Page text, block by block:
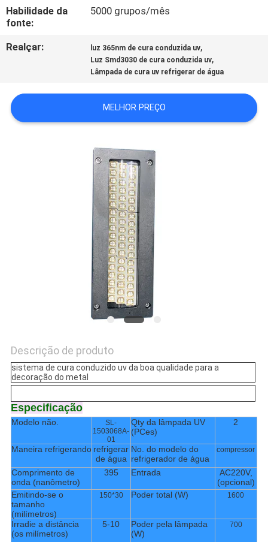
CONTACTE-
NOS
PEÇA
UMAS
Habilidade da
fonte:
5000 grupos/mês
Realçar: luz 365nm de cura conduzida uv,
Luz Smd3030 de cura conduzida uv,
Lâmpada de cura uv refrigerar de água
MELHOR PREÇO
Descrição de produto
sistema de cura conduzido uv da boa qualidade para a
decoração do metal
Especificação
Modelo não.
SL-
1503068A-
01
Qty da lâmpada UV
(PCes)
2
Maneira refrigerando refrigerar
de água
No. do modelo do
refrigerador de água
compressor
Comprimento de
onda (nanômetro)
395 Entrada
AC220V,
(opcional)
Emitindo-se o
tamanho
(milímetros)
150*30 Poder total (W) 1600
Irradie a distância
(os milímetros)
5-10
Poder pela lâmpada
(W)
700